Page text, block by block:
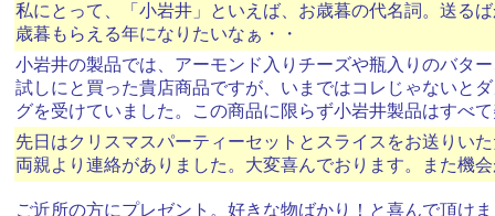
私にとって、「小岩井」といえば、お歳暮の代名詞。送る
歳暮もらえる年になりたいなぁ・・
小岩井の製品では、アーモンド入りチーズや瓶入りのバタ
試しにと買った貴店商品ですが、いまではコレじゃないと
グを受けていました。この商品に限らず小岩井製品はすべ
先日はクリスマスパーティーセットとスライスをお送りい
両親より連絡がありました。大変喜んでおります。また機
ご近所の方にプレゼント。好きな物ばかり！と喜んで頂け